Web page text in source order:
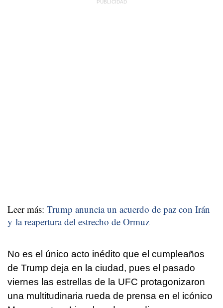
Leer más: Trump anuncia un acuerdo de paz con Irán
y la reapertura del estrecho de Ormuz
No es el único acto inédito que el cumpleaños
de Trump deja en la ciudad, pues el pasado
viernes las estrellas de la UFC protagonizaron
una multitudinaria rueda de prensa en el icónico